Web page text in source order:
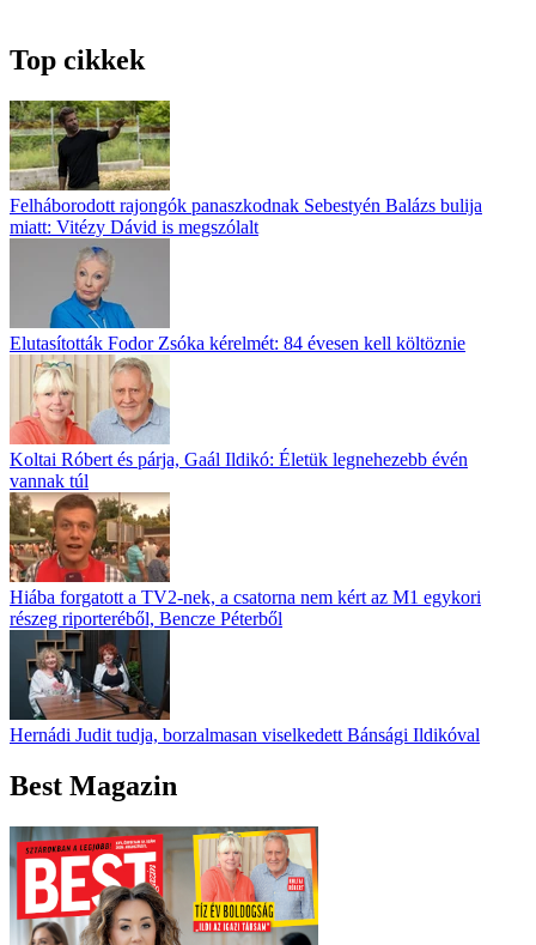
Top cikkek
Felháborodott rajongók panaszkodnak Sebestyén Balázs bulija
miatt: Vitézy Dávid is megszólalt
Elutasították Fodor Zsóka kérelmét: 84 évesen kell költöznie
Koltai Róbert és párja, Gaál Ildikó: Életük legnehezebb évén
vannak túl
Hiába forgatott a TV2-nek, a csatorna nem kért az M1 egykori
részeg riporteréből, Bencze Péterből
Hernádi Judit tudja, borzalmasan viselkedett Bánsági Ildikóval
Best Magazin